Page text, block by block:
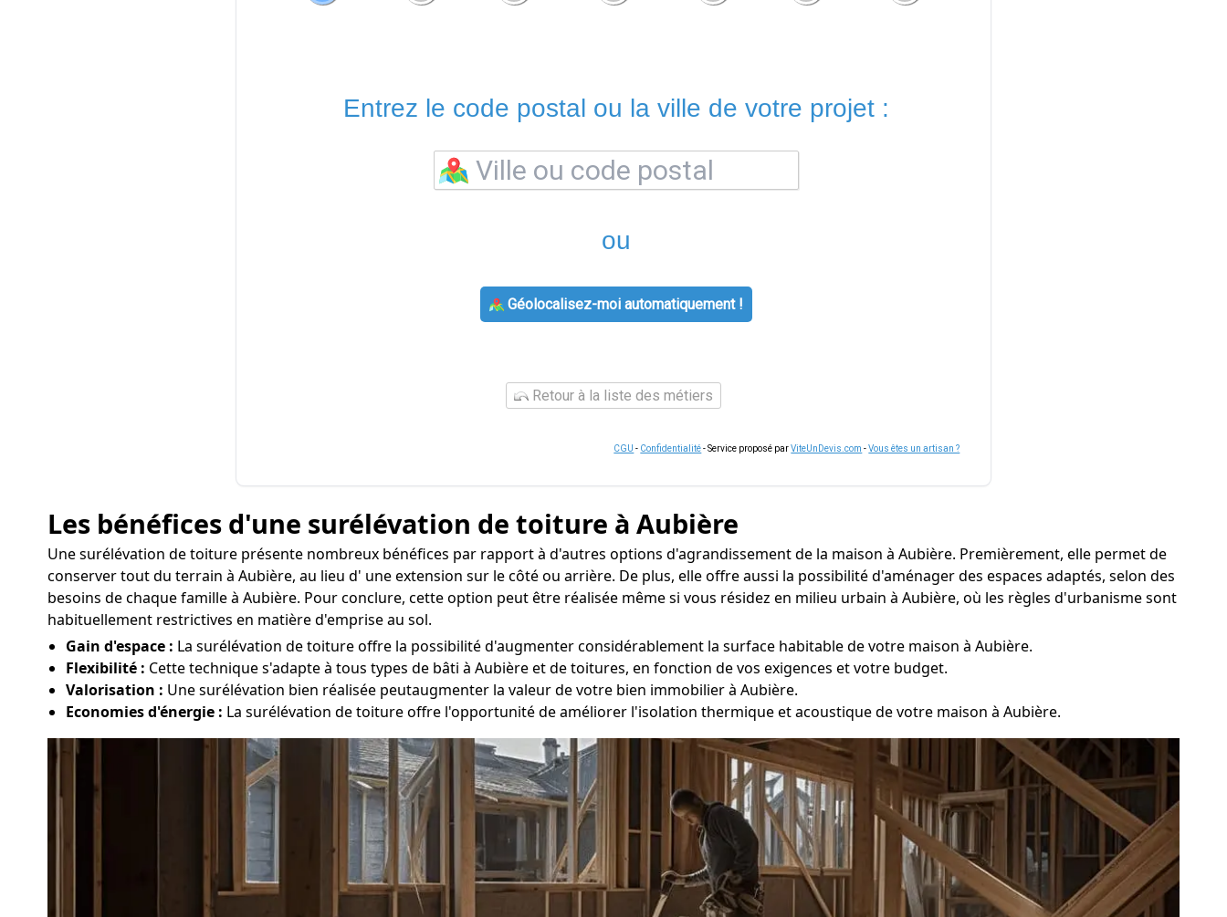
Entrez le code postal ou la ville de votre projet :
ou
Géolocalisez-moi automatiquement !
Retour à la liste des métiers
CGU - Confidentialité- Service proposé parViteUnDevis.com -Vous êtes un artisan ?
Les bénéfices d'une surélévation de toiture à Aubière
Une surélévation de toiture présente nombreux bénéfices par rapport à d'autres options d'agrandissement de la maison à Aubière. Premièrement, elle permet de
conserver tout du terrain à Aubière, au lieu d' une extension sur le côté ou arrière. De plus, elle offre aussi la possibilité d'aménager des espaces adaptés, selon des
besoins de chaque famille à Aubière. Pour conclure, cette option peut être réalisée même si vous résidez en milieu urbain à Aubière, où les règles d'urbanisme sont
habituellement restrictives en matière d'emprise au sol.
Gain d'espace : La surélévation de toiture offre la possibilité d'augmenter considérablement la surface habitable de votre maison à Aubière.
Flexibilité : Cette technique s'adapte à tous types de bâti à Aubière et de toitures, en fonction de vos exigences et votre budget.
Valorisation : Une surélévation bien réalisée peutaugmenter la valeur de votre bien immobilier à Aubière.
Economies d'énergie : La surélévation de toiture offre l'opportunité de améliorer l'isolation thermique et acoustique de votre maison à Aubière.